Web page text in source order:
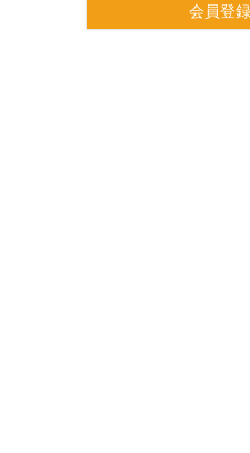
会員登録